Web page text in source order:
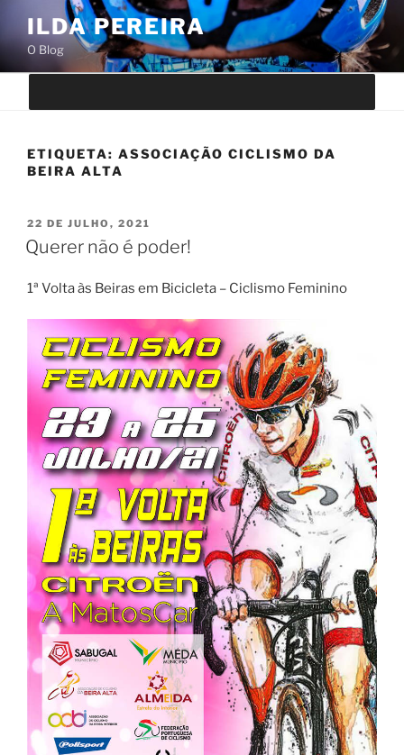
o
conteúdo
ILDA PEREIRA
O Blog
ETIQUETA: ASSOCIAÇÃO CICLISMO DA
BEIRA ALTA
PUBLICADO
EM
22 DE JULHO, 2021
Querer não é poder!
1ª Volta às Beiras em Bicicleta – Ciclismo Feminino